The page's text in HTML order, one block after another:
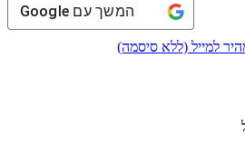
המשך עם Google
למייל (ללא סיסמה)